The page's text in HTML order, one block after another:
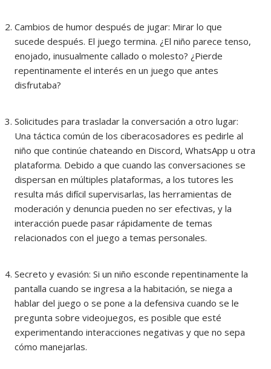
Cambios de humor después de jugar: Mirar lo que
sucede después. El juego termina. ¿El niño parece tenso,
enojado, inusualmente callado o molesto? ¿Pierde
repentinamente el interés en un juego que antes
disfrutaba?
Solicitudes para trasladar la conversación a otro lugar:
Una táctica común de los ciberacosadores es pedirle al
niño que continúe chateando en Discord, WhatsApp u otra
plataforma. Debido a que cuando las conversaciones se
dispersan en múltiples plataformas, a los tutores les
resulta más difícil supervisarlas, las herramientas de
moderación y denuncia pueden no ser efectivas, y la
interacción puede pasar rápidamente de temas
relacionados con el juego a temas personales.
Secreto y evasión: Si un niño esconde repentinamente la
pantalla cuando se ingresa a la habitación, se niega a
hablar del juego o se pone a la defensiva cuando se le
pregunta sobre videojuegos, es posible que esté
experimentando interacciones negativas y que no sepa
cómo manejarlas.